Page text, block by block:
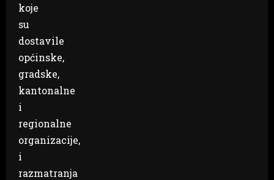
koje
su
dostavile
općinske,
gradske,
kantonalne
i
regionalne
organizacije,
i
razmatranja